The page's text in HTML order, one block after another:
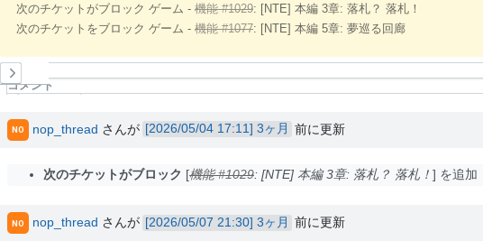
次のチケットがブロック ゲーム - 機能 #1029: [NTE] 本編 3章: 落札？ 落札！
次のチケットをブロック ゲーム - 機能 #1077: [NTE] 本編 5章: 夢巡る回廊
履歴
コメント
NO nop_thread さんが 3ヶ月 前に更新
次のチケットがブロック 機能 #1029: [NTE] 本編 3章: 落札？ 落札！ を追加
NO nop_thread さんが 3ヶ月 前に更新